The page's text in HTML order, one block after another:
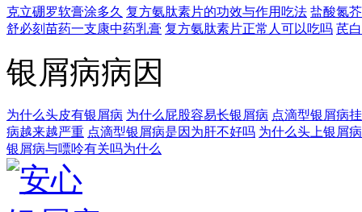
克立硼罗软膏涂多久 复方氨肽素片的功效与作用吃法 盐酸氮
舒必刻苗药一支康中药乳膏 复方氨肽素片正常人可以吃吗 芪
银屑病病因
为什么头皮有银屑病 为什么屁股容易长银屑病 点滴型银屑病
病越来越严重 点滴型银屑病是因为肝不好吗 为什么头上银屑
银屑病与嘌呤有关吗为什么